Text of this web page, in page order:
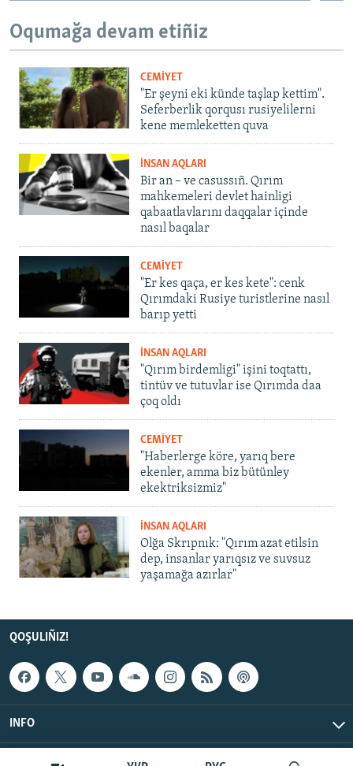
Oqumağa devam etiñiz
CEMİYET
"Er şeyni eki künde taşlap kettim".
Seferberlik qorqusı rusiyelilerni
kene memleketten quva
İNSAN AQLARI
Bir an – ve casussıñ. Qırım
mahkemeleri devlet hainligi
qabaatlavlarını daqqalar içinde
nasıl baqalar
CEMİYET
"Er kes qaça, er kes kete": cenk
Qırımdaki Rusiye turistlerine nasıl
barıp yetti
İNSAN AQLARI
"Qırım birdemligi" işini toqtattı,
tintüv ve tutuvlar ise Qırımda daa
çoq oldı
CEMİYET
"Haberlerge köre, yarıq bere
ekenler, amma biz bütünley
ekektriksizmiz"
İNSAN AQLARI
Olğa Skrıpnık: "Qırım azat etilsin
dep, insanlar yarıqsız ve suvsuz
yaşamağa azırlar"
QOŞULIÑIZ!
INFO